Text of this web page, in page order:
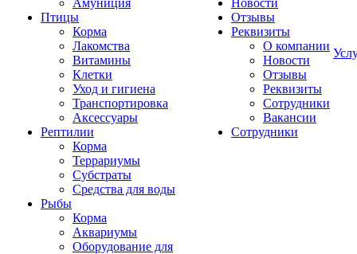
Амуниция
Птицы
Корма
Лакомства
Витамины
Клетки
Уход и гигиена
Транспортировка
Аксессуары
Рептилии
Корма
Террариумы
Субстраты
Средства для воды
Рыбы
Корма
Аквариумы
Оборудование для
Новости
Отзывы
Реквизиты
О компании
Новости
Отзывы
Реквизиты
Сотрудники
Вакансии
Сотрудники